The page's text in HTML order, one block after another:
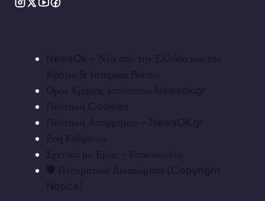
NewsOk - Νέα από την Ελλάδα και τον
Κόσμο & Ιστορικά Βίντεο
Όροι Χρήσης Ιστότοπου Newsok.gr
Πολιτική Cookies
Πολιτική Απορρήτου – NewsOK.gr
Ροή Ειδήσεων
Σχετικά με Εμάς - Επικοινωνία
🛡️ Πνευματικά Δικαιώματα (Copyright
Notice)